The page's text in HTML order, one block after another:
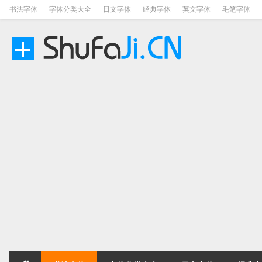
书法字体 字体分类大全 日文字体 经典字体 英文字体 毛笔字体